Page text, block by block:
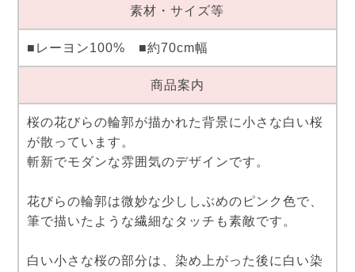
素材・サイズ等
■レーヨン100% ■約70cm幅
商品案内
桜の花びらの輪郭が描かれた背景に小さな白い桜
が散っています。
斬新でモダンな雰囲気のデザインです。
花びらの輪郭は微妙な少ししぶめのピンク色で、
筆で描いたような繊細なタッチも素敵です。
白い小さな桜の部分は、染め上がった後に白い染